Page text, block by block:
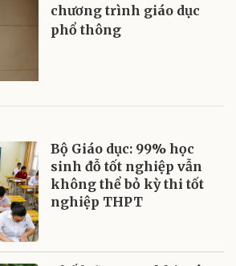
chương trình giáo dục
phổ thông
Bộ Giáo dục: 99% học
sinh đỗ tốt nghiệp vẫn
không thể bỏ kỳ thi tốt
nghiệp THPT